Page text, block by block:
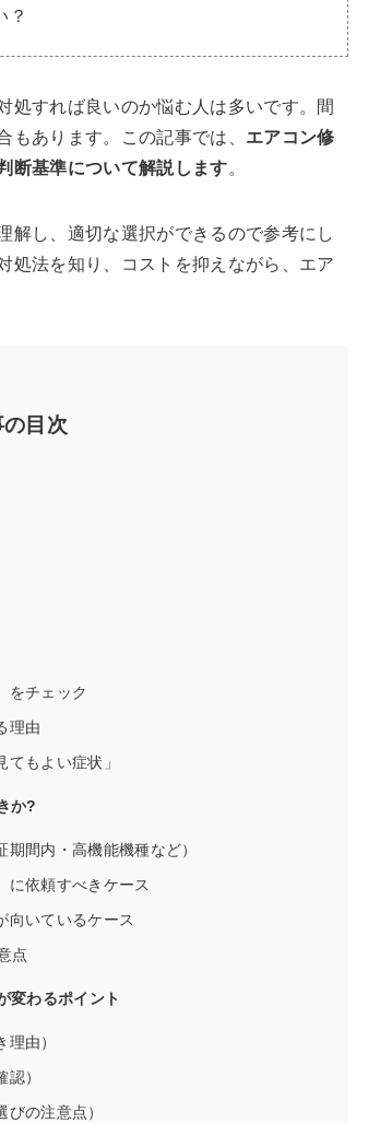
？
処すれば良いのか悩む人は多いです。間
あります。この記事では、 エアコン修
断基準について解説します。
解し、適切な選択ができるので参考にし
処法を知り、コストを抑えながら、エア
目次
をチェック
理由
てもよい症状」
か?
間内・高機能機種など）
に依頼すべきケース
向いているケース
点
変わるポイント
由）
）
の注意点）